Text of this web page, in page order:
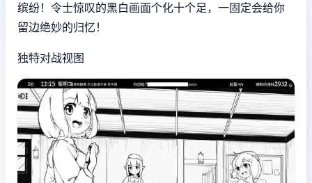
缤纷！令士惊叹的黑白画面个化十个足，一固定会给你
留边绝妙的归忆！
独特对战视图